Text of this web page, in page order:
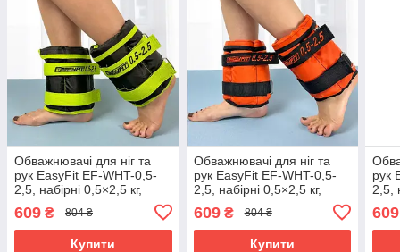
Обважнювачі для ніг та
рук EasyFit EF-WHT-0,5-
2,5, набірні 0,5×2,5 кг,
зелені (2 шт.), кварцовий
пісок - для фітнесу і бігу
609 ₴ 804 ₴
Купити
Обважнювачі для ніг та
рук EasyFit EF-WHT-0,5-
2,5, набірні 0,5×2,5 кг,
кварцовий пісок - для
фітнесу і бігу
609₴ 804 ₴
Купити
рук
2,5,
для
609